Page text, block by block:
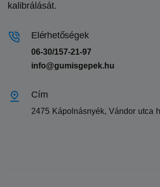
kalibrálását.
Elérhetőségek
06-30/157-21-97
info@gumisgepek.hu
Cím
2475 Kápolnásnyék, Vándor utca